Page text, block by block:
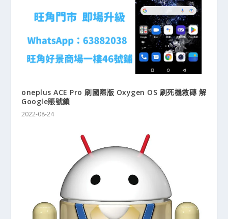
oneplus ACE Pro 刷國際版 Oxygen OS 刷死機救磚 解
Google賬號鎖
2022-08-24